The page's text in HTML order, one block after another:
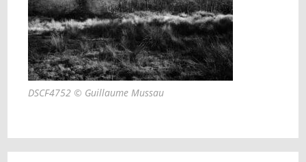
DSCF4752 © Guillaume Mussau